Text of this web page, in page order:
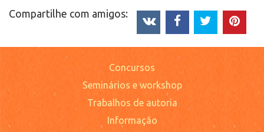
Compartilhe com amigos:
Concursos
Seminários e workshop
Trabalhos de autoria
Informação